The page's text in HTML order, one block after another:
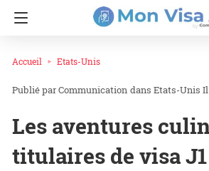
Accueil Etats-Unis
Communication dans Etats-Unis
Les aventures
titulaires de visa J1